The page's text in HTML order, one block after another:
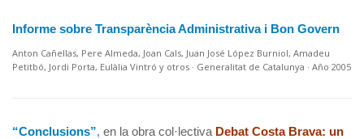
Informe sobre Transparència Administrativa i Bon Govern
Anton Cañellas, Pere Almeda, Joan Cals, Juan José López Burniol, Amadeu
Petitbó, Jordi Porta, Eulàlia Vintró y otros · Generalitat de Catalunya · Año 2005
“Conclusions”, en la obra col·lectiva Debat Costa Brava: un